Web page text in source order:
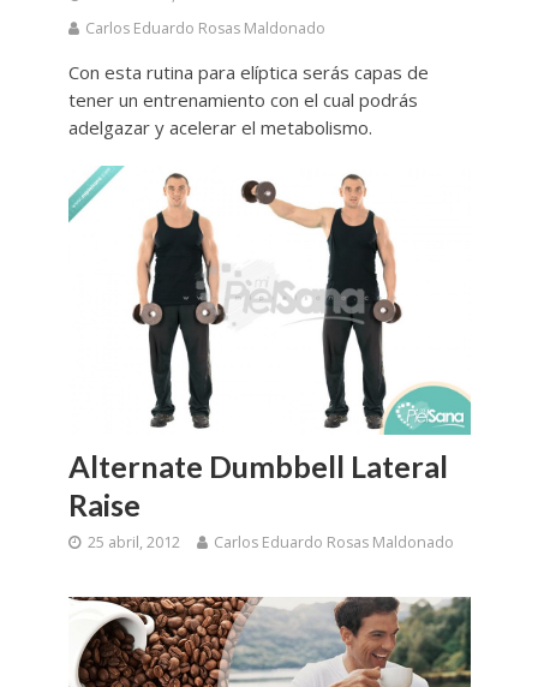
Carlos Eduardo Rosas Maldonado
Con esta rutina para elíptica serás capas de
tener un entrenamiento con el cual podrás
adelgazar y acelerar el metabolismo.
Alternate Dumbbell Lateral
Raise
25 abril, 2012 Carlos Eduardo Rosas Maldonado